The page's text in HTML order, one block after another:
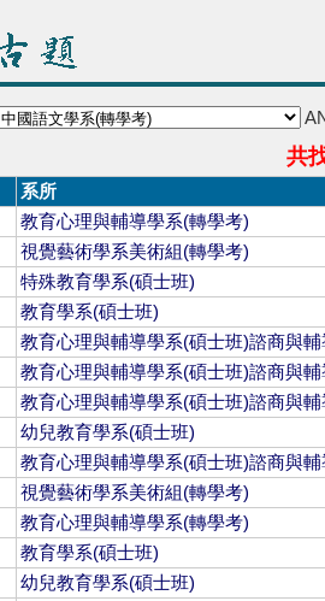
共
系所
教育心理與輔導學系(轉學考)
視覺藝術學系美術組(轉學考)
特殊教育學系(碩士班)
教育學系(碩士班)
教育心理與輔導學系(碩士班)諮商與輔
教育心理與輔導學系(碩士班)諮商與輔
教育心理與輔導學系(碩士班)諮商與輔
幼兒教育學系(碩士班)
教育心理與輔導學系(碩士班)諮商與輔
視覺藝術學系美術組(轉學考)
教育心理與輔導學系(轉學考)
教育學系(碩士班)
幼兒教育學系(碩士班)